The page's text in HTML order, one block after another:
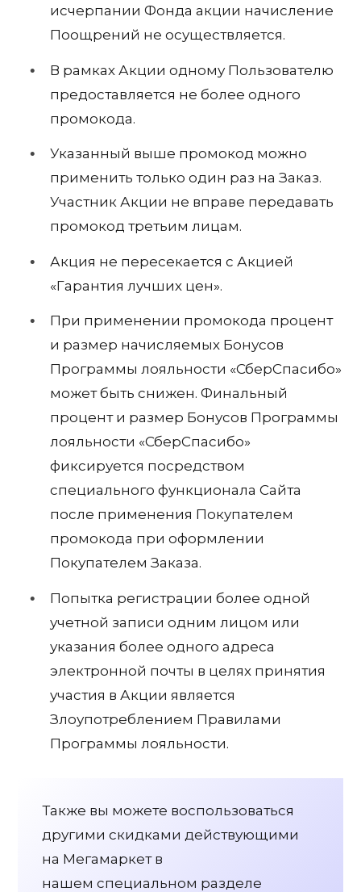
исчерпании Фонда акции начисление
Поощрений не осуществляется.
В рамках Акции одному Пользователю
предоставляется не более одного
промокода.
Указанный выше промокод можно
применить только один раз на Заказ.
Участник Акции не вправе передавать
промокод третьим лицам.
Акция не пересекается с Акцией
«Гарантия лучших цен».
При применении промокода процент
и размер начисляемых Бонусов
Программы лояльности «СберСпасибо»
может быть снижен. Финальный
процент и размер Бонусов Программы
лояльности «СберСпасибо»
фиксируется посредством
специального функционала Сайта
после применения Покупателем
промокода при оформлении
Покупателем Заказа.
Попытка регистрации более одной
учетной записи одним лицом или
указания более одного адреса
электронной почты в целях принятия
участия в Акции является
Злоупотреблением Правилами
Программы лояльности.
Также вы можете воспользоваться
другими скидками действующими
на Мегамаркет в
нашем специальном разделе